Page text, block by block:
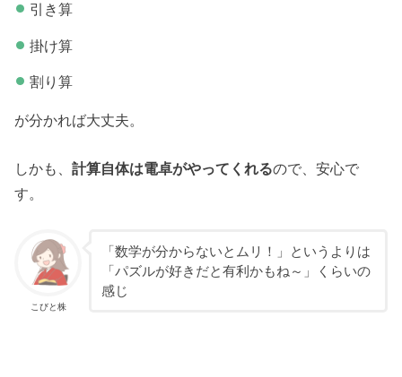
引き算
掛け算
割り算
が分かれば大丈夫。
しかも、計算自体は電卓がやってくれるので、安心で
す。
こびと株
「数学が分からないとムリ！」というよりは
「パズルが好きだと有利かもね～」くらいの
感じ